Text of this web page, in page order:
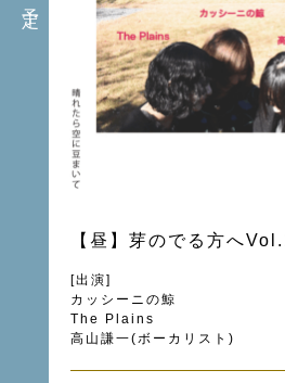
【昼】芽のでる方へ
[出演]
カッシーニの鯨
The Plains
高山謙一(ボーカリスト)